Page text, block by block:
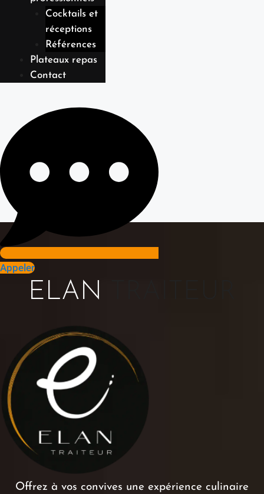
Cocktails et
réceptions
Références
Plateaux repas
Contact
Appeler
ELAN
Offrez à vos convives une expérience culinaire